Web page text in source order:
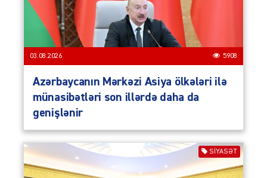
03.08.2026 5908
Azərbaycanın Mərkəzi Asiya ölkələri ilə
münasibətləri son illərdə daha da
genişlənir
SIYASƏT